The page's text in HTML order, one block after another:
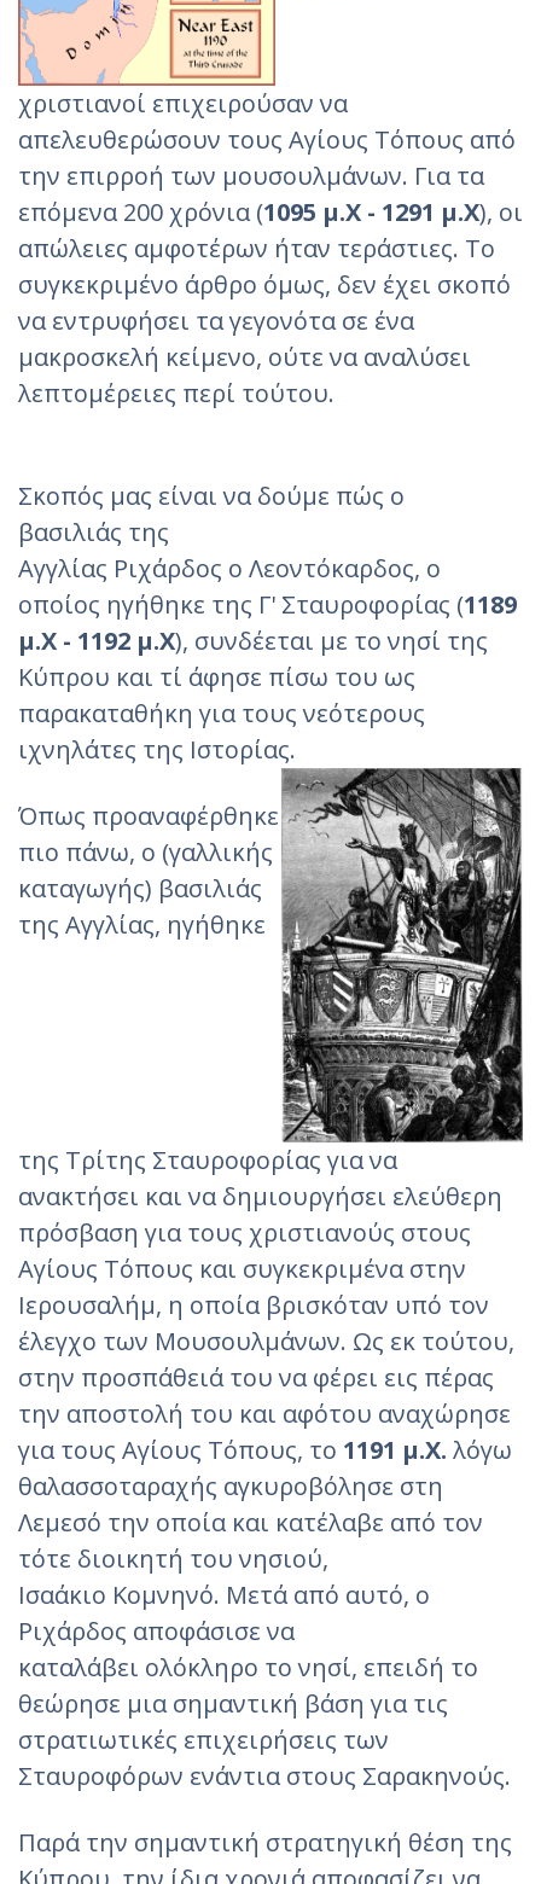
χριστιανοί επιχειρούσαν να
απελευθερώσουν τους Αγίους Τόπους από
την επιρροή των μουσουλμάνων. Για τα
επόμενα 200 χρόνια (1095 μ.Χ - 1291 μ.Χ), οι
απώλειες αμφοτέρων ήταν τεράστιες. Το
συγκεκριμένο άρθρο όμως, δεν έχει σκοπό
να εντρυφήσει τα γεγονότα σε ένα
μακροσκελή κείμενο, ούτε να αναλύσει
λεπτομέρειες περί τούτου.
Σκοπός μας είναι να δούμε πώς ο
βασιλιάς της
Αγγλίας Ριχάρδος ο Λεοντόκαρδος, ο
οποίος ηγήθηκε της Γ' Σταυροφορίας (1189
μ.Χ - 1192 μ.Χ), συνδέεται με το νησί της
Κύπρου και τί άφησε πίσω του ως
παρακαταθήκη για τους νεότερους
ιχνηλάτες της Ιστορίας.
Όπως προαναφέρθηκε
πιο πάνω, ο (γαλλικής
καταγωγής) βασιλιάς
της Αγγλίας, ηγήθηκε
της Τρίτης Σταυροφορίας για να
ανακτήσει και να δημιουργήσει ελεύθερη
πρόσβαση για τους χριστιανούς στους
Αγίους Τόπους και συγκεκριμένα στην
Ιερουσαλήμ, η οποία βρισκόταν υπό τον
έλεγχο των Μουσουλμάνων. Ως εκ τούτου,
στην προσπάθειά του να φέρει εις πέρας
την αποστολή του και αφότου αναχώρησε
για τους Αγίους Τόπους, το 1191 μ.Χ. λόγω
θαλασσοταραχής αγκυροβόλησε στη
Λεμεσό την οποία και κατέλαβε από τον
τότε διοικητή του νησιού,
Ισαάκιο Κομνηνό. Μετά από αυτό, ο
Ριχάρδος αποφάσισε να
καταλάβει ολόκληρο το νησί, επειδή το
θεώρησε μια σημαντική βάση για τις
στρατιωτικές επιχειρήσεις των
Σταυροφόρων ενάντια στους Σαρακηνούς.
Παρά την σημαντική στρατηγική θέση της